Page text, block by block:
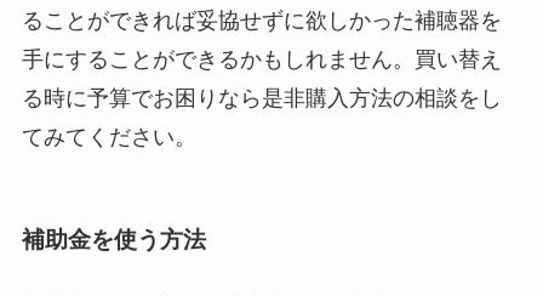
ることができれば妥協せずに欲しかった補聴器を
手にすることができるかもしれません。買い替え
る時に予算でお困りなら是非購入方法の相談をし
てみてください。
補助金を使う方法